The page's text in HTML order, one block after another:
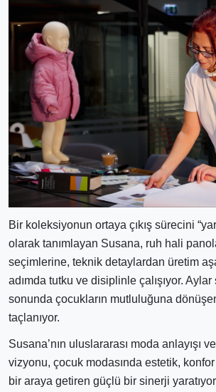
Bir koleksiyonun ortaya çıkış sürecini
olarak tanımlayan Susana, ruh hali
seçimlerine, teknik detaylardan üretim
adımda tutku ve disiplinle çalışıyor.
sonunda çocukların mutluluğuna
taçlanıyor.
Susana’nın uluslararası moda anlayışı
vizyonu, çocuk modasında estetik,
bir araya getiren güçlü bir sinerji